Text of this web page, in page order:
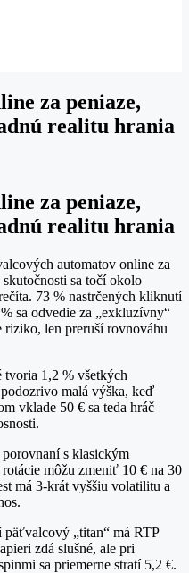
za peniaze,
realitu hrania
za peniaze,
realitu hrania
automatov online za
sa točí okolo
73 % nastrčených kliknutí
sa odvedie za „exkluzívny“
len preruší rovnováhu
tvoria 1,2 % všetkých
malá výška, keď
vklade 50 € sa teda hráč
s klasickým
môžu zmeniť 10 € na 30
má 3‑krát vyššiu volatilitu a
päťvalcový „titan“ má RTP
zdá slušné, ale pri
sa priemerne stratí 5,2 €.